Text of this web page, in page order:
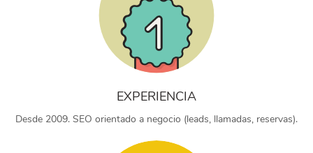
EXPERIENCIA
Desde 2009. SEO orientado a negocio (leads, llamadas, reservas).